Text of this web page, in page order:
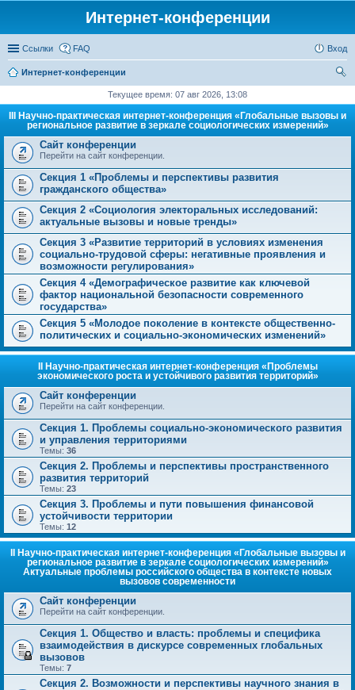
Интернет-конференции
Ссылки FAQ Вход
Интернет-конференции
Текущее время: 07 авг 2026, 13:08
III Научно-практическая интернет-конференция «Глобальные вызовы и
региональное развитие в зеркале социологических измерений»
Сайт конференции
Перейти на сайт конференции.
Секция 1 «Проблемы и перспективы развития
гражданского общества»
Секция 2 «Социология электоральных исследований:
актуальные вызовы и новые тренды»
Секция 3 «Развитие территорий в условиях изменения
социально-трудовой сферы: негативные проявления и
возможности регулирования»
Секция 4 «Демографическое развитие как ключевой
фактор национальной безопасности современного
государства»
Секция 5 «Молодое поколение в контексте общественно-
политических и социально-экономических изменений»
II Научно-практическая интернет-конференция «Проблемы
экономического роста и устойчивого развития территорий»
Сайт конференции
Перейти на сайт конференции.
Секция 1. Проблемы социально-экономического развития
и управления территориями
Темы: 36
Секция 2. Проблемы и перспективы пространственного
развития территорий
Темы: 23
Секция 3. Проблемы и пути повышения финансовой
устойчивости территории
Темы: 12
II Научно-практическая интернет-конференция «Глобальные вызовы и
региональное развитие в зеркале социологических измерений»
Актуальные проблемы российского общества в контексте новых
вызовов современности
Сайт конференции
Перейти на сайт конференции.
Секция 1. Общество и власть: проблемы и специфика
взаимодействия в дискурсе современных глобальных
вызовов
Темы: 7
Секция 2. Возможности и перспективы научного знания в